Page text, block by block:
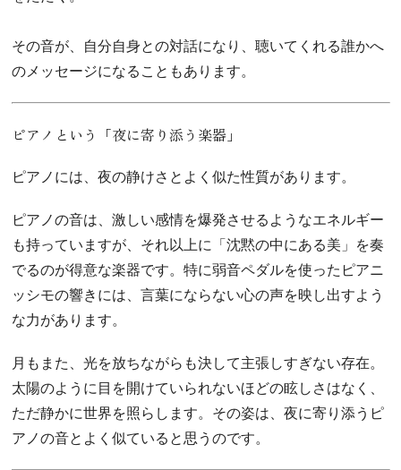
その音が、自分自身との対話になり、聴いてくれる誰かへ
のメッセージになることもあります。
ピアノという「夜に寄り添う楽器」
ピアノには、夜の静けさとよく似た性質があります。
ピアノの音は、激しい感情を爆発させるようなエネルギー
も持っていますが、それ以上に「沈黙の中にある美」を奏
でるのが得意な楽器です。特に弱音ペダルを使ったピアニ
ッシモの響きには、言葉にならない心の声を映し出すよう
な力があります。
月もまた、光を放ちながらも決して主張しすぎない存在。
太陽のように目を開けていられないほどの眩しさはなく、
ただ静かに世界を照らします。その姿は、夜に寄り添うピ
アノの音とよく似ていると思うのです。